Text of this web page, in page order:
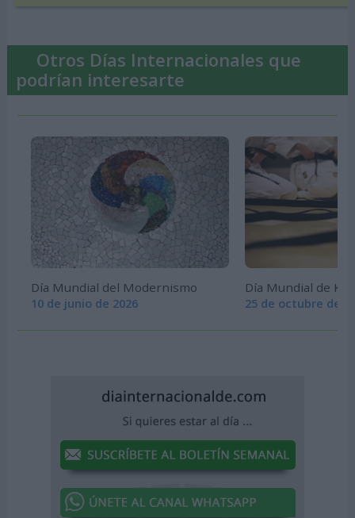
Otros Días Internacionales que
podrían interesarte
Día Mundial del Modernismo
10 de junio de 2026
Día Mundial de
25 de octubre de